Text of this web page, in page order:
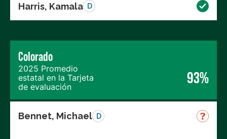
Harris, Kamala D
Colorado
2025 Promedio
estatal en la Tarjeta
de evaluación
93%
Bennet, Michael D